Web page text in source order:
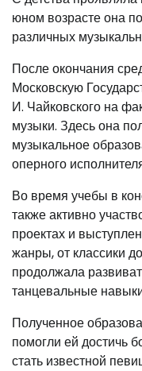
юном возрасте она
различных
После окончания
Московскую
И. Чайковского на
музыки. Здесь она
музыкальное
оперного
Во время учебы в
также активно
проектах и
жанры, от классики
продолжала
танцевальные
Полученное
помогли ей достичь
стать известной